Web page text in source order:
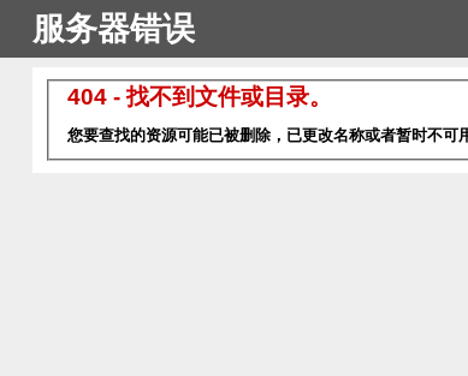
服务器错误
404 - 找不到文件或目录。
您要查找的资源可能已被删除，已更改名称或者暂时不可用